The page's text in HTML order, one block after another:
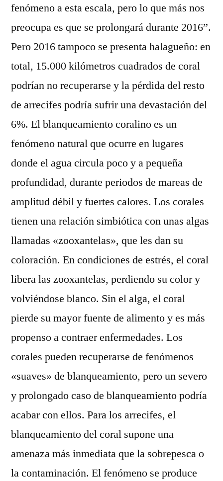
fenómeno a esta escala, pero lo que más nos
preocupa es que se prolongará durante 2016”.
Pero 2016 tampoco se presenta halagueño: en
total, 15.000 kilómetros cuadrados de coral
podrían no recuperarse y la pérdida del resto
de arrecifes podría sufrir una devastación del
6%. El blanqueamiento coralino es un
fenómeno natural que ocurre en lugares
donde el agua circula poco y a pequeña
profundidad, durante periodos de mareas de
amplitud débil y fuertes calores. Los corales
tienen una relación simbiótica con unas algas
llamadas «zooxantelas», que les dan su
coloración. En condiciones de estrés, el coral
libera las zooxantelas, perdiendo su color y
volviéndose blanco. Sin el alga, el coral
pierde su mayor fuente de alimento y es más
propenso a contraer enfermedades. Los
corales pueden recuperarse de fenómenos
«suaves» de blanqueamiento, pero un severo
y prolongado caso de blanqueamiento podría
acabar con ellos. Para los arrecifes, el
blanqueamiento del coral supone una
amenaza más inmediata que la sobrepesca o
la contaminación. El fenómeno se produce